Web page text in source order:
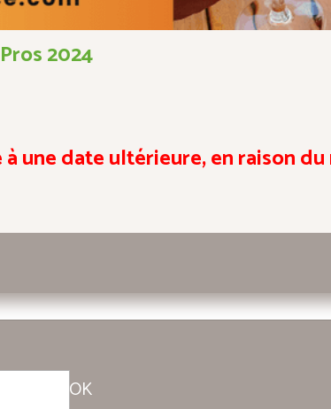
2024
une date ultérieure, en raison
OK